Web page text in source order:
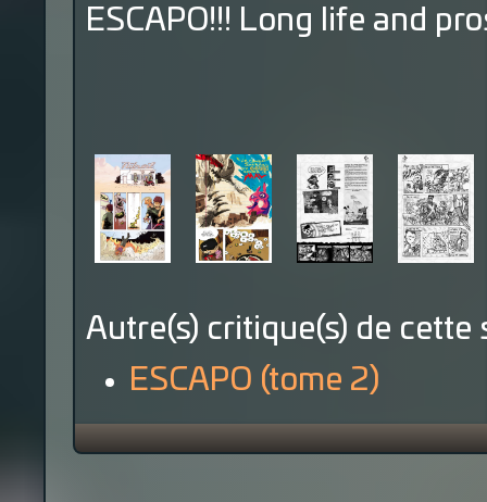
ESCAPO!!! Long life and
Autre(s) critique(s) de cette
ESCAPO (tome 2)